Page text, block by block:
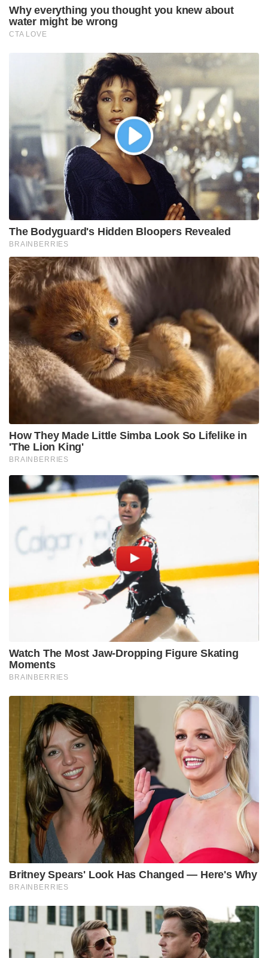
Why everything you thought you knew about
water might be wrong
CTA LOVE
The Bodyguard's Hidden Bloopers Revealed
BRAINBERRIES
How They Made Little Simba Look So Lifelike in
'The Lion King'
BRAINBERRIES
Watch The Most Jaw‑Dropping Figure Skating
Moments
BRAINBERRIES
Britney Spears' Look Has Changed — Here's Why
BRAINBERRIES